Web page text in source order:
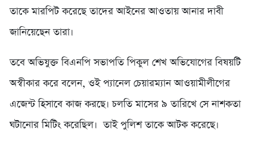
তাকে মারপিট করেছে তাদের আইনের আওতায় আনার দাবী
জানিয়েছেন তারা।
তবে অভিযুক্ত বিএনপি সভাপতি পিকুল শেখ অভিযোগের বিষয়টি
অস্বীকার করে বলেন, ওই প্যানেল চেয়ারম্যান আওয়ামীলীগের
এজেন্ট হিসাবে কাজ করছে। চলতি মাসের ৯ তারিখে সে নাশকতা
ঘটানোর মিটিং করেছিল। তাই পুলিশ তাকে আটক করেছে।